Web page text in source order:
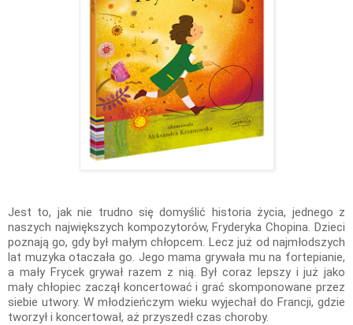
Jest to, jak nie trudno się domyślić historia życia, jednego z
naszych największych kompozytorów, Fryderyka Chopina. Dzieci
poznają go, gdy był małym chłopcem. Lecz już od najmłodszych
lat muzyka otaczała go. Jego mama grywała mu na fortepianie,
a mały Frycek grywał razem z nią. Był coraz lepszy i już jako
mały chłopiec zaczął koncertować i grać skomponowane przez
siebie utwory. W młodzieńczym wieku wyjechał do Francji, gdzie
tworzył i koncertował, aż przyszedł czas choroby.